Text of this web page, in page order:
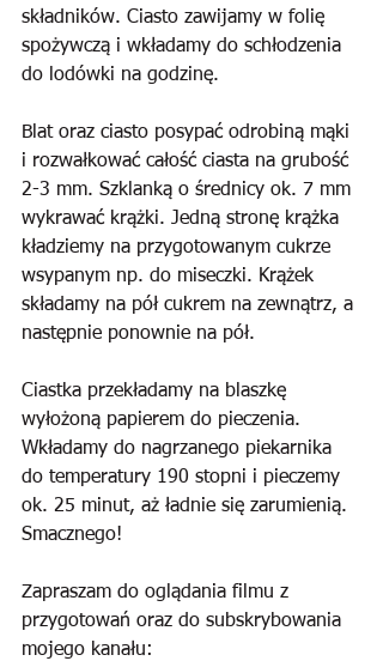
składników. Ciasto zawijamy w folię
spożywczą i wkładamy do schłodzenia
do lodówki na godzinę.
Blat oraz ciasto posypać odrobiną mąki
i rozwałkować całość ciasta na grubość
2-3 mm. Szklanką o średnicy ok. 7 mm
wykrawać krążki. Jedną stronę krążka
kładziemy na przygotowanym cukrze
wsypanym np. do miseczki. Krążek
składamy na pół cukrem na zewnątrz, a
następnie ponownie na pół.
Ciastka przekładamy na blaszkę
wyłożoną papierem do pieczenia.
Wkładamy do nagrzanego piekarnika
do temperatury 190 stopni i pieczemy
ok. 25 minut, aż ładnie się zarumienią.
Smacznego!
Zapraszam do oglądania filmu z
przygotowań oraz do subskrybowania
mojego kanału: